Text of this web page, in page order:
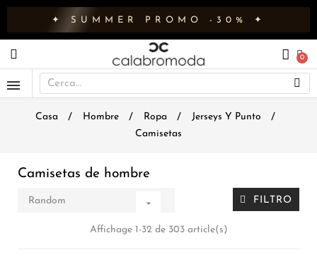
✦ SUMMER PROMO -30% ✦
Casa Hombre Ropa
Jerseys Y Punto
Camisetas
Camisetas de hombre
Random  FILTRO
Affichage 1-32 de 303 article(s)